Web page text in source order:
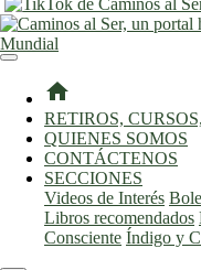
home
RETIROS,
QUIENES SOMOS
CONTÁCTENOS
SECCIONES
Videos de Interés
Libros recomendados
Consciente Índigo y